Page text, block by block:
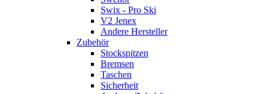
Swix - Pro Ski
V2 Jenex
Andere Hersteller
Zubehör
Stockspitzen
Bremsen
Taschen
Sicherheit